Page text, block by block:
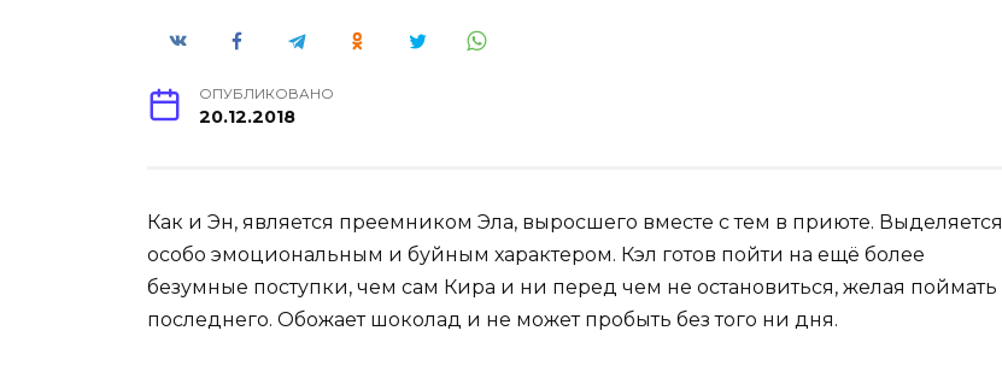
ОПУБЛИКОВАНО
20.12.2018
Как и Эн, является преемником Эла, выросшего вместе с тем в приюте. Выделяется
особо эмоциональным и буйным характером. Кэл готов пойти на ещё более
безумные поступки, чем сам Кира и ни перед чем не остановиться, желая поймать
последнего. Обожает шоколад и не может пробыть без того ни дня.